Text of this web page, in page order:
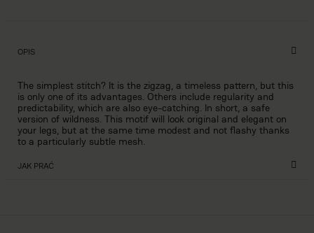
OPIS
The simplest stitch? It is the zigzag, a timeless pattern, but this
is only one of its advantages. Others include regularity and
predictability, which are also eye-catching. In short, a safe
version of wildness. This motif will look original and elegant on
your legs, but at the same time modest and not flashy thanks
to a particularly subtle mesh.
JAK PRAĆ